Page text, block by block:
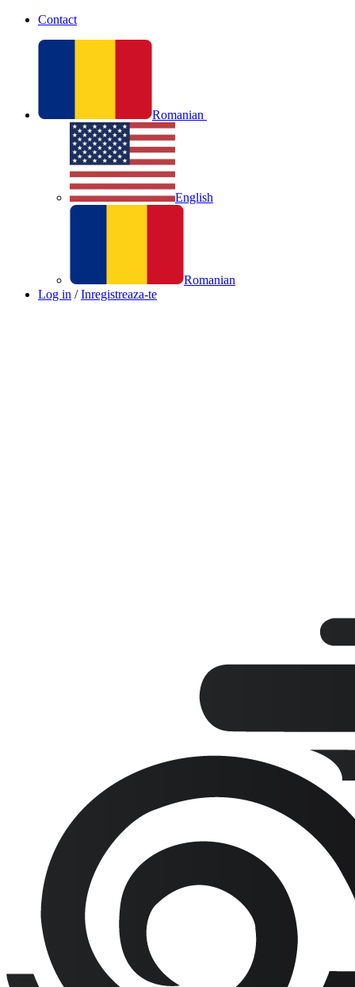
Contact
Romanian
English
Romanian
Log in / Inregistreaza-te